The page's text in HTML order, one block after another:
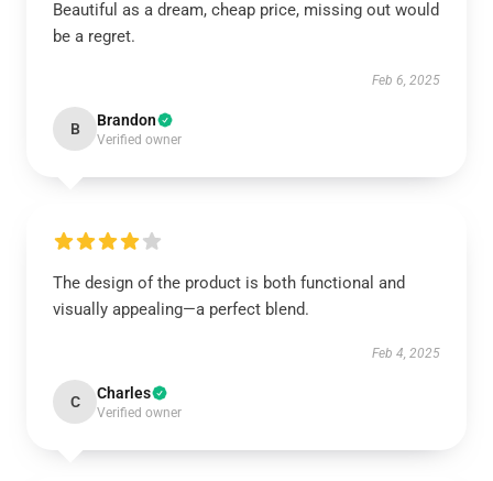
Beautiful as a dream, cheap price, missing out would
be a regret.
Feb 6, 2025
B Brandon
Verified owner
The design of the product is both functional and
visually appealing—a perfect blend.
Feb 4, 2025
C Charles
Verified owner